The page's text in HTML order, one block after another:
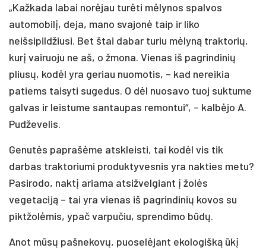
„Kažkada labai norėjau turėti mėlynos spalvos
automobilį, deja, mano svajonė taip ir liko
neišsipildžiusi. Bet štai dabar turiu mėlyną traktorių,
kurį vairuoju ne aš, o žmona. Vienas iš pagrindinių
pliusų, kodėl yra geriau nuomotis, – kad nereikia
patiems taisyti sugedus. O dėl nuosavo tuoj suktume
galvas ir leistume santaupas remontui“, – kalbėjo A.
Pudževelis.
Genutės paprašėme atskleisti, tai kodėl vis tik
darbas traktoriumi produktyvesnis yra nakties metu?
Pasirodo, naktį ariama atsižvelgiant į žolės
vegetaciją – tai yra vienas iš pagrindinių kovos su
piktžolėmis, ypač varpučiu, sprendimo būdų.
Anot mūsų pašnekovų, puoselėjant ekologišką ūkį